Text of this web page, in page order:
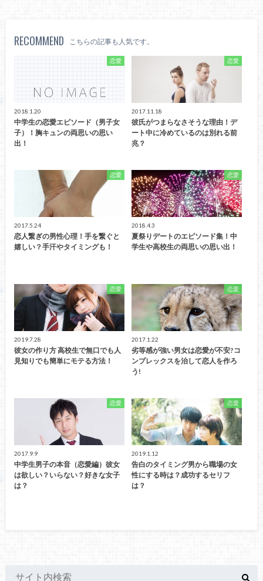
RECOMMEND こちらの記事も人気です。
恋愛
2018.1.20
中学生の恋愛エピソード（男子女
子）！胸キュンの両思いの思い
出！
恋愛
2017.11.18
彼氏がつまらなさそうな理由！デ
ート中に冷めているのは別れる前
兆？
恋愛
2017.5.24
恋人繋ぎの男性心理！手を繋ぐと
嬉しい？手汗やタイミングも！
恋愛
2018.4.3
夏祭りデートのエピソード集！中
学生や高校生の両思いの思い出！
恋愛
2019.7.28
彼女の作り方 高校生で無口でも人
見知りでも簡単にモテる方法！
恋愛
2017.1.22
劣等感が強い男女は恋愛が不安?コ
ンプレックスを治して恋人を作ろ
う!
恋愛
2017.9.9
中学生男子の本音（恋愛編）彼女
は欲しい？いらない？好きな女子
は？
恋愛
2019.1.12
告白のタイミング男から職場の女
性にする時は？成功するセリフ
は？